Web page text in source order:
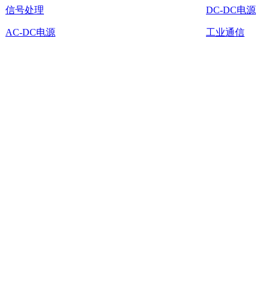
信号处理
AC-DC电源
DC-DC电源
工业通信